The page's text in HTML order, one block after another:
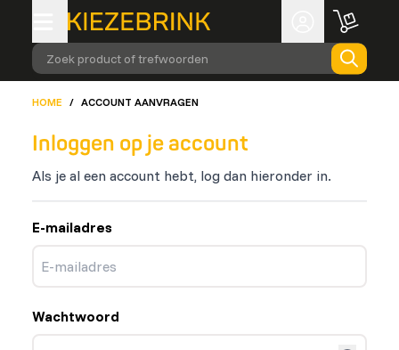
Zoek product of trefwoorden
HOME / ACCOUNT AANVRAGEN
Inloggen op je account
Als je al een account hebt, log dan hieronder in.
E-mailadres
Wachtwoord